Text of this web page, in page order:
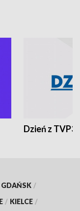
Dzień z TVP3
GDAŃSK /
/ KIELCE /